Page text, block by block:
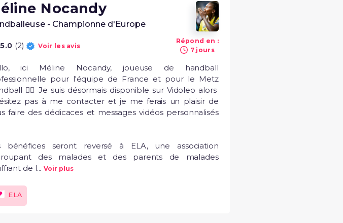
!
Nocandy
- Championne d'Europe
5.0 (2) Voir les avis
Répond en :
7 jours
ici Méline Nocandy, joueuse de handball
pour l'équipe de France et pour le Metz
🤾‍♀ Je suis désormais disponible sur Vidoleo alors
pas à me contacter et je me ferais un plaisir de
faire des dédicaces et messages vidéos personnalisés
bénéfices seront reversé à ELA, une association
des malades et des parents de malades
de l... Voir plus
ELA